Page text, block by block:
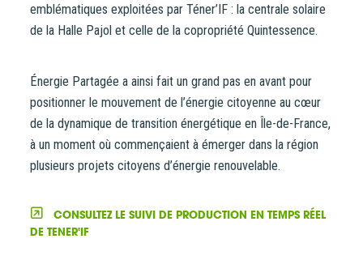
emblématiques exploitées par Téner’IF : la centrale solaire
de la Halle Pajol et celle de la copropriété Quintessence.
Énergie Partagée a ainsi fait un grand pas en avant pour
positionner le mouvement de l’énergie citoyenne au cœur
de la dynamique de transition énergétique en Île-de-France,
à un moment où commençaient à émerger dans la région
plusieurs projets citoyens d’énergie renouvelable.
CONSULTEZ LE SUIVI DE PRODUCTION EN TEMPS RÉEL
DE TENER'IF
Vous entrez sur notre plateforme de souscription
Coophub est la plateforme sécurisée de souscription